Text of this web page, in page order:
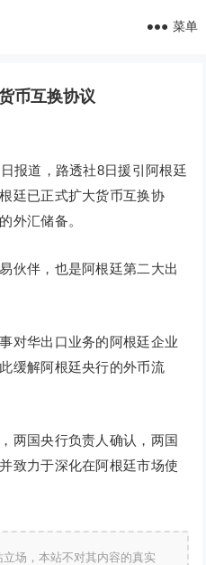
菜单
币互换协议
报道，路透社8日援引阿根廷
廷已正式扩大货币互换协
外汇储备。
伙伴，也是阿根廷第二大出
对华出口业务的阿根廷企业
缓解阿根廷央行的外币流
两国央行负责人确认，两国
致力于深化在阿根廷市场使
场，本站不对其内容的真实